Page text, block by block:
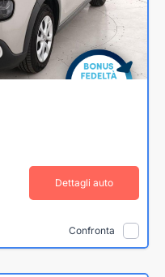
Dettagli auto
Confronta